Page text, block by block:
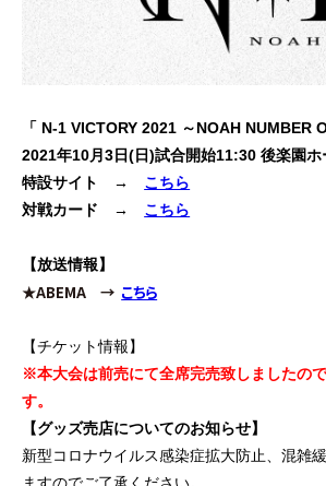
「 N-1 VICTORY 2021 ～NOAH NUMBER
2021年10月3日(日)試合開始11:30 後楽園ホ
特設サイト → こちら
対戦カード → こちら
【放送情報】
★ABEMA → こちら
【チケット情報】
※本大会は前売にて全席完売致しましたの
す。
【グッズ売店についてのお知らせ】
新型コロナウイルス感染症拡大防止、混雑